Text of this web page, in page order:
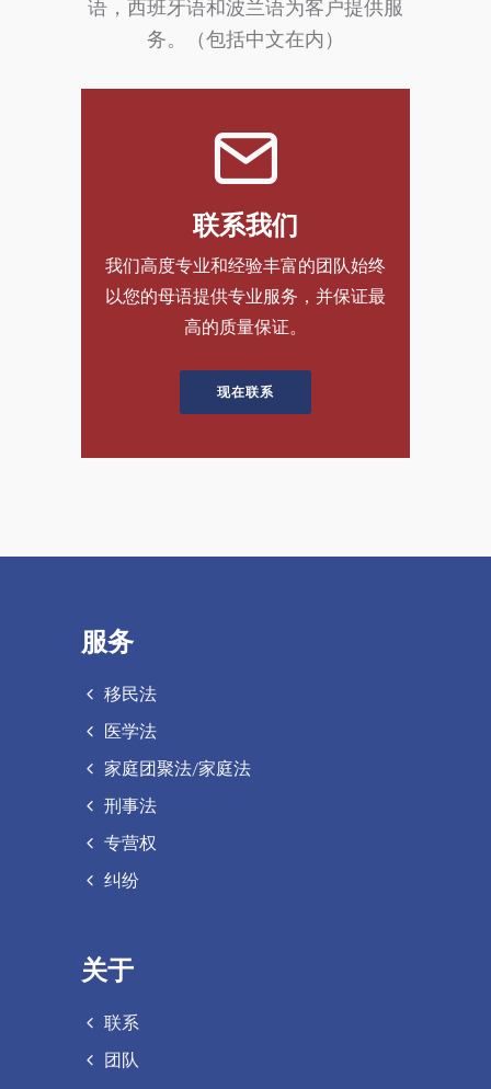
语，西班牙语和波兰语为客户提供服
务。（包括中文在内）
联系我们
我们高度专业和经验丰富的团队始终
以您的母语提供专业服务，并保证最
高的质量保证。
现在联系
服务
移民法
医学法
家庭团聚法/家庭法
刑事法
专营权
纠纷
关于
联系
团队